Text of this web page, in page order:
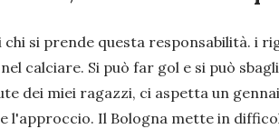
chi si prende questa responsabilità. i
calciare. Si può far gol e si può
dei miei ragazzi, ci aspetta un
Il Bologna mette in